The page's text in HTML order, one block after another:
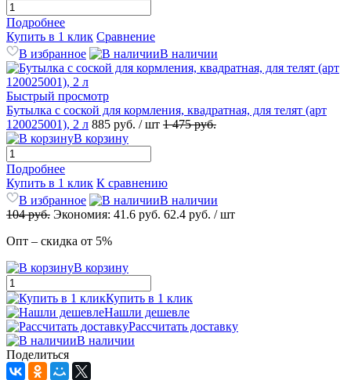
Подробнее
Купить в 1 клик Сравнение
В избранное
В наличии
Быстрый просмотр
Бутылка с соской для кормления, квадратная, для телят (арт
120025001), 2 л 885 руб. / шт 1 475руб.
В корзину
Подробнее
Купить в 1 клик К сравнению
В избранное
В наличии
104руб. Экономия: 41.6 руб. 62.4 руб. / шт
Опт – скидка от 5%
В корзину
Купить в 1 клик
Нашли дешевле
Рассчитать доставку
В наличии
Поделиться